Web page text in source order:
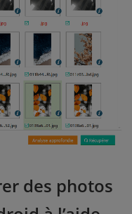
des photos